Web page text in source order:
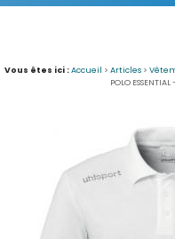
Vous êtes ici :Accueil > Articles >
POLO